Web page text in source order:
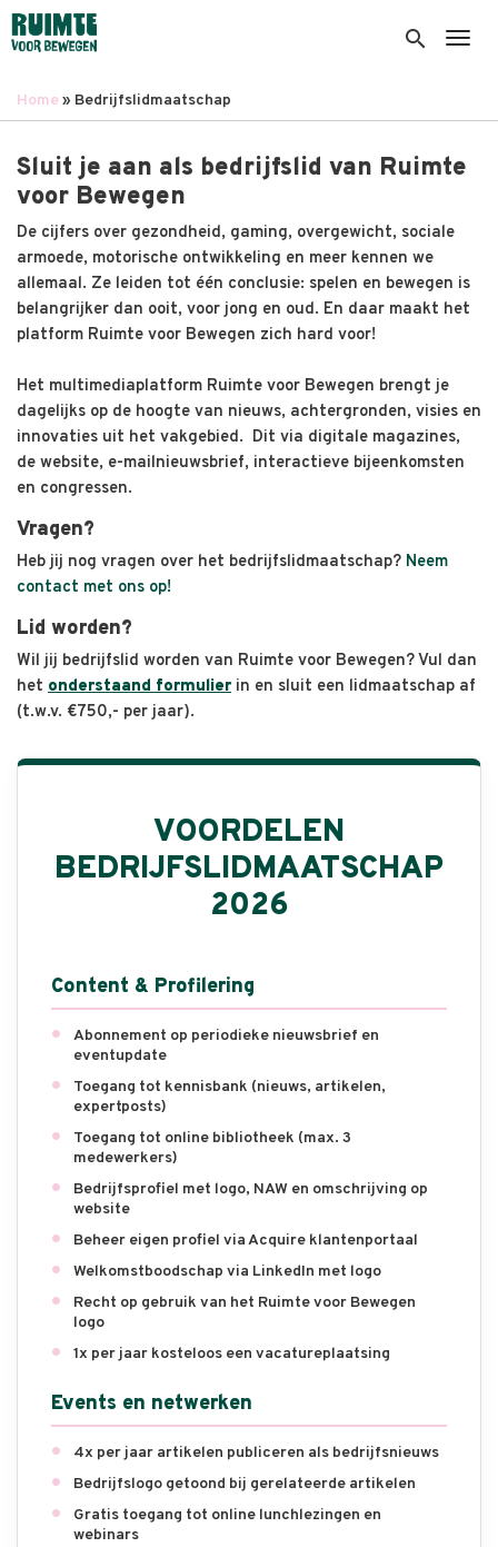
Overslaan
en
inhoud
search
Home Bedrijfslidmaatschap
Sluit je aan als bedrijfslid van Ruimte
voor Bewegen
De cijfers over gezondheid, gaming, overgewicht, sociale
armoede, motorische ontwikkeling en meer kennen we
allemaal. Ze leiden tot één conclusie: spelen en bewegen is
belangrijker dan ooit, voor jong en oud. En daar maakt het
platform Ruimte voor Bewegen zich hard voor!
Het multimediaplatform Ruimte voor Bewegen brengt je
dagelijks op de hoogte van nieuws, achtergronden, visies en
innovaties uit het vakgebied. Dit via digitale magazines,
de website, e-mailnieuwsbrief, interactieve bijeenkomsten
en congressen.
Vragen?
Heb jij nog vragen over het bedrijfslidmaatschap? Neem
contact met ons op!
Lid worden?
Wil jij bedrijfslid worden van Ruimte voor Bewegen? Vul dan
het onderstaand formulier in en sluit een lidmaatschap af
(t.w.v. €750,- per jaar).
VOORDELEN
BEDRIJFSLIDMAATSCHAP
2026
Content & Profilering
Abonnement op periodieke nieuwsbrief en
eventupdate
Toegang tot kennisbank (nieuws, artikelen,
expertposts)
Toegang tot online bibliotheek (max. 3
medewerkers)
Bedrijfsprofiel met logo, NAW en omschrijving op
website
Beheer eigen profiel via Acquire klantenportaal
Welkomstboodschap via LinkedIn met logo
Recht op gebruik van het Ruimte voor Bewegen
logo
1x per jaar kosteloos een vacatureplaatsing
Events en netwerken
4x per jaar artikelen publiceren als bedrijfsnieuws
Bedrijfslogo getoond bij gerelateerde artikelen
Gratis toegang tot online lunchlezingen en
webinars